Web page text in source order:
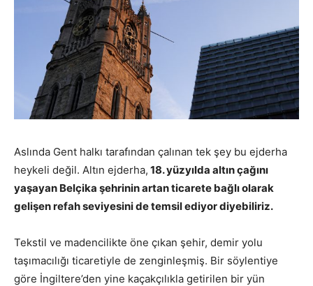
Aslında Gent halkı tarafından çalınan tek şey bu ejderha
heykeli değil. Altın ejderha, 18. yüzyılda altın çağını
yaşayan Belçika şehrinin artan ticarete bağlı olarak
gelişen refah seviyesini de temsil ediyor diyebiliriz.
Tekstil ve madencilikte öne çıkan şehir, demir yolu
taşımacılığı ticaretiyle de zenginleşmiş. Bir söylentiye
göre İngiltere’den yine kaçakçılıkla getirilen bir yün